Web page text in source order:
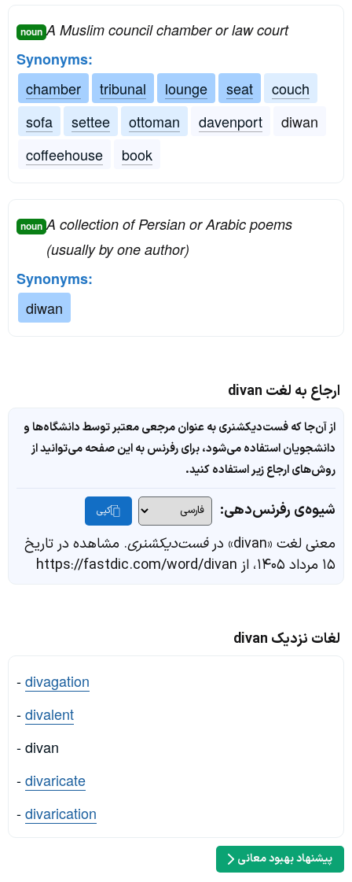
noun A Muslim council chamber or law court
Synonyms:
chamber
tribunal lounge seat
couch
sofa
settee ottoman davenport
diwan
coffeehouse
book
noun A collection of Persian or Arabic poems
(usually by one author)
Synonyms:
diwan
ارجاع به لغت divan
از آن‌جا که فست‌دیکشنری به عنوان مرجعی معتبر توسط دانشگاه‌ها و
دانشجویان استفاده می‌شود، برای رفرنس به این صفحه می‌توانید از
روش‌های ارجاع زیر استفاده کنید.
شیوه‌ی رفرنس‌دهی: کپی
معنی لغت «divan» در فست‌دیکشنری. مشاهده در تاریخ
۱۵ مرداد ۱۴۰۵، از https://fastdic.com/word/divan
لغات نزدیک divan
-divagation
-divalent
- divan
-divaricate
-divarication
پیشنهاد بهبود معانی